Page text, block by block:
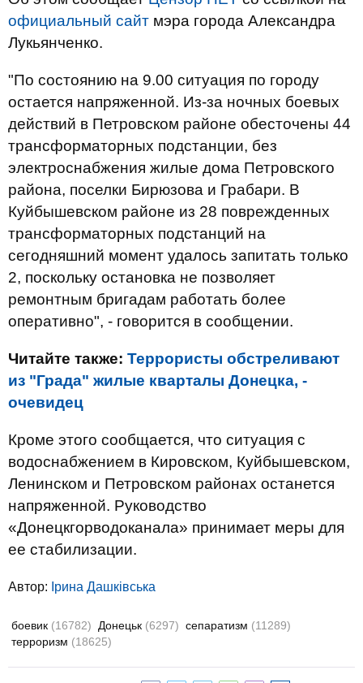
официальный сайт мэра города Александра
Лукьянченко.
"По состоянию на 9.00 ситуация по городу
остается напряженной. Из-за ночных боевых
действий в Петровском районе обесточены 44
трансформаторных подстанции, без
электроснабжения жилые дома Петровского
района, поселки Бирюзова и Грабари. В
Куйбышевском районе из 28 поврежденных
трансформаторных подстанций на
сегодняшний момент удалось запитать только
2, поскольку остановка не позволяет
ремонтным бригадам работать более
оперативно", - говорится в сообщении.
Читайте также: Террористы обстреливают
из "Града" жилые кварталы Донецка, -
очевидец
Кроме этого сообщается, что ситуация с
водоснабжением в Кировском, Куйбышевском,
Ленинском и Петровском районах останется
напряженной. Руководство
«Донецкгорводоканала» принимает меры для
ее стабилизации.
Автор: Ірина Дашківська
боевик (16782) Донецьк (6297) сепаратизм (11289)
терроризм (18625)